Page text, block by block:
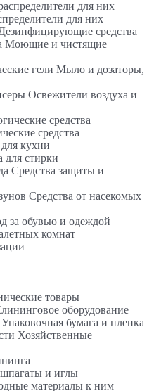
для них
средства
Моющие и чистящие
Мыло и дозаторы,
Освежители воздуха и
средства
кухни
для стирки
Средства защиты и
Средства от насекомых
за обувью и одеждой
комнат
товары
оборудование
Упаковочная бумага и пленка
Хозяйственные
и иглы